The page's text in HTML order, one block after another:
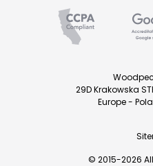
© 2015-2026
29D Krakowska
Europe -